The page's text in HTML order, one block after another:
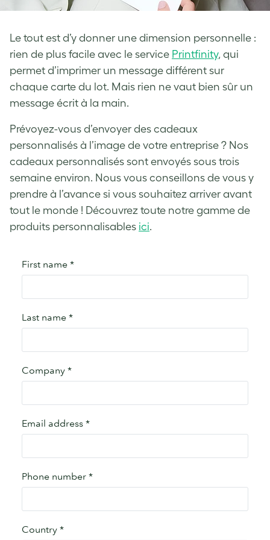
Le tout est d’y donner une dimension personnelle :
rien de plus facile avec le service Printfinity, qui
permet d’imprimer un message différent sur
chaque carte du lot. Mais rien ne vaut bien sûr un
message écrit à la main.
Prévoyez-vous d’envoyer des cadeaux
personnalisés à l’image de votre entreprise ? Nos
cadeaux personnalisés sont envoyés sous trois
semaine environ. Nous vous conseillons de vous y
prendre à l’avance si vous souhaitez arriver avant
tout le monde ! Découvrez toute notre gamme de
produits personnalisables ici.